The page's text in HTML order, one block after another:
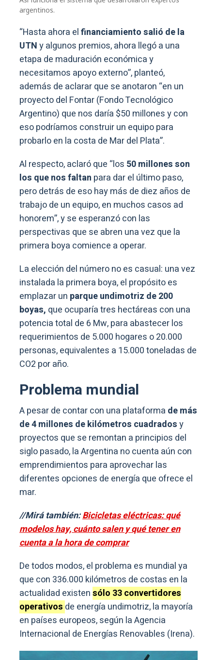
argentinos.
“Hasta ahora elfinanciamiento salió de la
UTNy algunos premios, ahora llegó a una
etapa de maduración económica y
necesitamos apoyo externo”, planteó,
además de aclarar que se anotaron “en un
proyecto del Fontar (Fondo Tecnológico
Argentino) que nos daría $50 millones y con
eso podríamos construir un equipo para
probarlo en la costa de Mar del Plata”.
Al respecto, aclaró que “los 50 millones son
los que nos faltan para dar el último paso,
pero detrás de eso hay más de diez años de
trabajo de un equipo, en muchos casos ad
honorem”, y se esperanzó con las
perspectivas que se abren una vez que la
primera boya comience a operar.
La elección del número no es casual: una vez
instalada la primera boya, el propósito es
emplazar un parque undimotriz de 200
boyas, que ocuparía tres hectáreas con una
potencia total de 6 Mw, para abastecer los
requerimientos de 5.000 hogares o 20.000
personas, equivalentes a 15.000 toneladas de
CO2 por año.
Problema mundial
A pesar de contar con una plataforma de más
de 4 millones de kilómetros cuadradosy
proyectos que se remontan a principios del
siglo pasado, la Argentina no cuenta aún con
emprendimientos para aprovechar las
diferentes opciones de energía que ofrece el
mar.
//Mirá también:Bicicletas eléctricas: qué
modelos hay, cuánto salen y qué tener en
cuenta a la hora de comprar
De todos modos, el problema es mundial ya
que con 336.000 kilómetros de costas en la
actualidad existensólo 33 convertidores
operativos de energía undimotriz, la mayoría
en países europeos, según la Agencia
Internacional de Energías Renovables (Irena).